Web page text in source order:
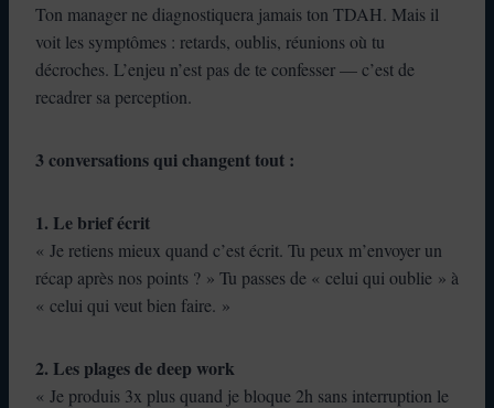
Ton manager ne diagnostiquera jamais ton TDAH. Mais il
voit les symptômes : retards, oublis, réunions où tu
décroches. L’enjeu n’est pas de te confesser — c’est de
recadrer sa perception.
3 conversations qui changent tout :
1. Le brief écrit
« Je retiens mieux quand c’est écrit. Tu peux m’envoyer un
récap après nos points ? » Tu passes de « celui qui oublie » à
« celui qui veut bien faire. »
2. Les plages de deep work
« Je produis 3x plus quand je bloque 2h sans interruption le